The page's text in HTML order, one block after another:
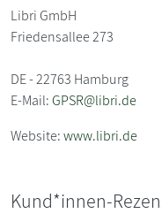
Libri GmbH
Friedensallee 273
DE - 22763 Hamburg
E-Mail:GPSR@libri.de
Website:www.libri.de
Kund*innen-